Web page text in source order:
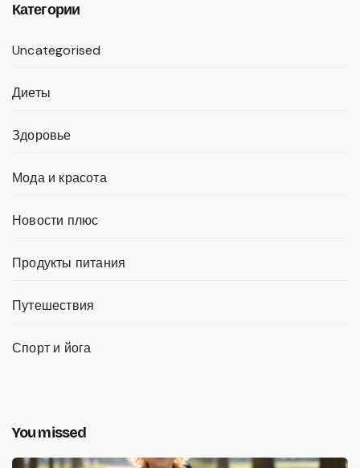
Категории
Uncategorised
Диеты
Здоровье
Мода и красота
Новости плюс
Продукты питания
Путешествия
Спорт и йога
You missed